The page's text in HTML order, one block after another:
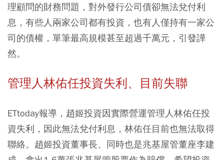
理顧問的財務問題，對外發行公司債卻無法兌付利
息，有些人兩家公司都有投資，也有人僅持有一家公
司的債權，單筆最高規模甚至超過千萬元，引發譁
然。
管理人林佑任投資失利、目前失聯
ETtoday報導，趙姬投資因實際營運管理人林佑任投
資失利，因此無法兌付利息，林佑任目前也無法取得
聯絡。趙姬投資董事長、同時也是兆基屋管董座李建